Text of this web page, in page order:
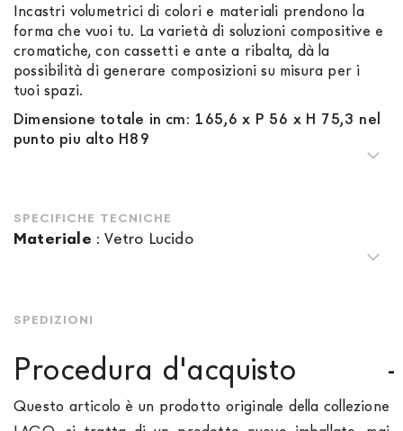
Incastri volumetrici di colori e materiali prendono la
forma che vuoi tu. La varietà di soluzioni compositive e
cromatiche, con cassetti e ante a ribalta, dà la
possibilità di generare composizioni su misura per i
tuoi spazi.
Dimensione totale in cm: 165,6 x P 56 x H 75,3 nel
punto piu alto H89
SPECIFICHE TECNICHE
Materiale :Vetro Lucido
SPEDIZIONI
Procedura d'acquisto
Questo articolo è un prodotto originale della collezione